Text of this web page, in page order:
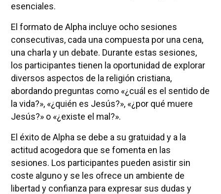
esenciales.
El formato de Alpha incluye ocho sesiones
consecutivas, cada una compuesta por una cena,
una charla y un debate. Durante estas sesiones,
los participantes tienen la oportunidad de explorar
diversos aspectos de la religión cristiana,
abordando preguntas como «¿cuál es el sentido de
la vida?», «¿quién es Jesús?», «¿por qué muere
Jesús?» o «¿existe el mal?».
El éxito de Alpha se debe a su gratuidad y a la
actitud acogedora que se fomenta en las
sesiones. Los participantes pueden asistir sin
coste alguno y se les ofrece un ambiente de
libertad y confianza para expresar sus dudas y